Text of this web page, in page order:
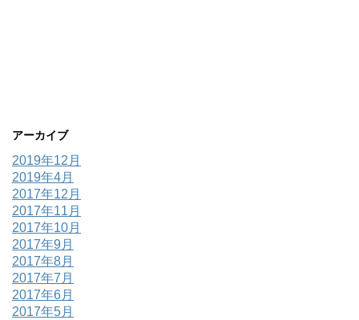
アーカイブ
2019年12月
2019年4月
2017年12月
2017年11月
2017年10月
2017年9月
2017年8月
2017年7月
2017年6月
2017年5月